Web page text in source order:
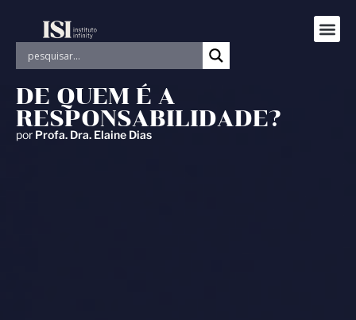
DE QUEM É A
RESPONSABILIDADE?
por Profa. Dra. Elaine Dias